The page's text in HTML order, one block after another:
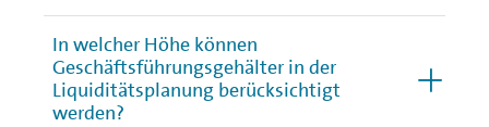
In welcher Höhe können
Geschäftsführungsgehälter in der
Liquiditätsplanung berücksichtigt
werden?